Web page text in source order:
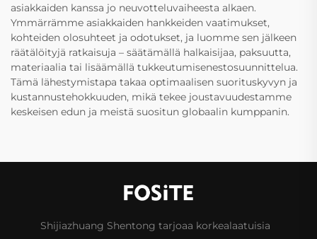
asiakkaiden kanssa jo neuvotteluvaiheesta alkaen.
Ymmärrämme asiakkaiden hankkeiden vaatimukset,
kohteiden olosuhteet ja odotukset, ja luomme sen jälkeen
räätälöityjä ratkaisuja – säätämällä halkaisijaa, paksuutta,
materiaalia tai lisäämällä tukkeutumisenestosuunnittelua.
Tämä lähestymistapa takaa optimaalisen suorituskyvyn ja
kustannustehokkuuden, mikä tekee joustavuudestamme
keskeisen edun ja meistä suositun globaalin kumppanin.
Shijiazhuang Shentong tarjoaa korkealaatuisia